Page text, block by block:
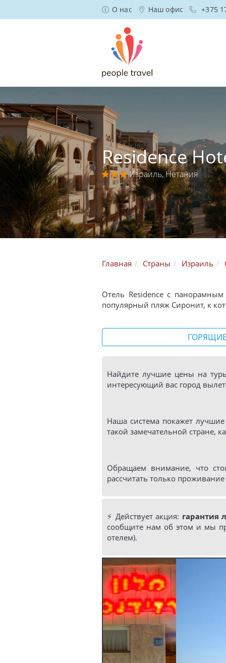
О нас Наш офис +375
Residence
Израиль, Нетания
Главная Страны Израиль
Отель Residence с
популярный пляж Сиронит, к
Найдите лучшие цены на
интересующий вас город
Наша система покажет
такой замечательной стране,
Обращаем внимание, что
рассчитать только
⚡️ Действует акция: гарантия
сообщите нам об этом и мы
отелем).